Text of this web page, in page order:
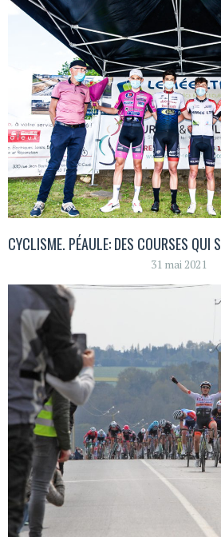
CYCLISME. PÉAULE: DES COURSES QUI
31 mai 2021